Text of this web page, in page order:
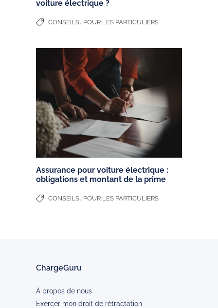
voiture électrique ?
CONSEILS, POUR LES PARTICULIERS
Assurance pour voiture électrique :
obligations et montant de la prime
CONSEILS, POUR LES PARTICULIERS
ChargeGuru
À propos de nous
Exercer mon droit de rétractation